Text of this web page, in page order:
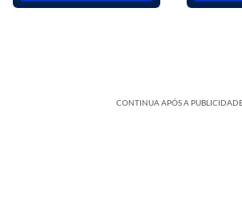
CONTINUA APÓS A